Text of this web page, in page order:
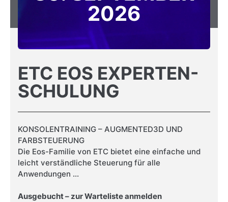
2026
ETC EOS EXPERTEN-
SCHULUNG
KONSOLENTRAINING – AUGMENTED3D UND
FARBSTEUERUNG
Die Eos-Familie von ETC bietet eine einfache und
leicht verständliche Steuerung für alle
Anwendungen ...
Ausgebucht – zur Warteliste anmelden